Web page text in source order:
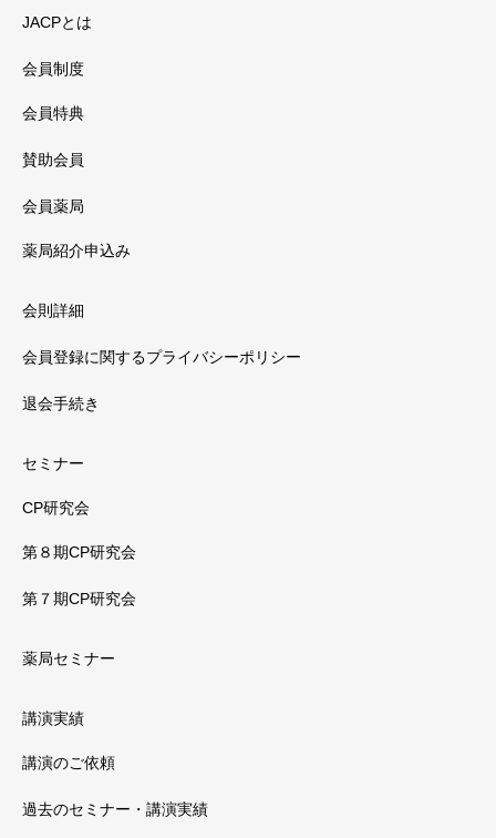
JACPとは
会員制度
会員特典
賛助会員
会員薬局
薬局紹介申込み
会則詳細
会員登録に関するプライバシーポリシー
退会手続き
セミナー
CP研究会
第８期CP研究会
第７期CP研究会
薬局セミナー
講演実績
講演のご依頼
過去のセミナー・講演実績